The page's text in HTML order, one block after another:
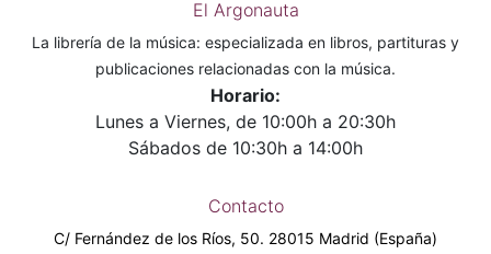
El Argonauta
La librería de la música: especializada en libros, partituras y
publicaciones relacionadas con la música.
Horario:
Lunes a Viernes, de 10:00h a 20:30h
Sábados de 10:30h a 14:00h
Contacto
C/ Fernández de los Ríos, 50. 28015 Madrid (España)